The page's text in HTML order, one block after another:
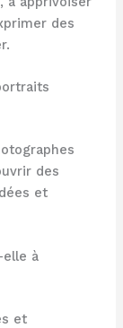
des
des
et
à
et